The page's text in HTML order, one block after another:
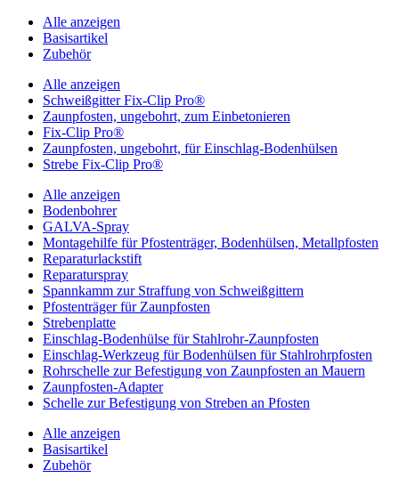
Alle anzeigen
Basisartikel
Zubehör
Alle anzeigen
Schweißgitter Fix-Clip Pro®
Zaunpfosten, ungebohrt, zum Einbetonieren
Fix-Clip Pro®
Zaunpfosten, ungebohrt, für Einschlag-Bodenhülsen
Strebe Fix-Clip Pro®
Alle anzeigen
Bodenbohrer
GALVA-Spray
Montagehilfe für Pfostenträger, Bodenhülsen, Metallpfosten
Reparaturlackstift
Reparaturspray
Spannkamm zur Straffung von Schweißgittern
Pfostenträger für Zaunpfosten
Strebenplatte
Einschlag-Bodenhülse für Stahlrohr-Zaunpfosten
Einschlag-Werkzeug für Bodenhülsen für Stahlrohrpfosten
Rohrschelle zur Befestigung von Zaunpfosten an Mauern
Zaunpfosten-Adapter
Schelle zur Befestigung von Streben an Pfosten
Alle anzeigen
Basisartikel
Zubehör